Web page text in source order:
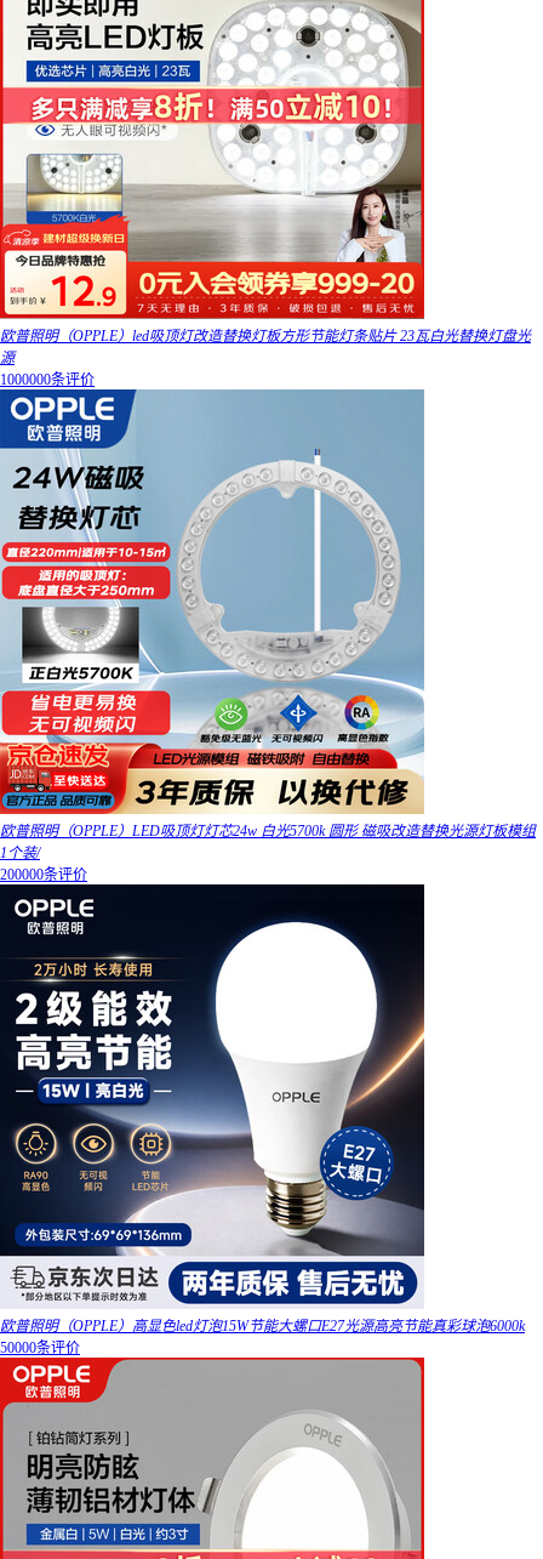
欧普照明（OPPLE）led吸顶灯改造替换灯板方形节能灯条贴片 23瓦白光替换灯盘光
源
1000000条评价
欧普照明（OPPLE）LED吸顶灯灯芯24w 白光5700k 圆形 磁吸改造替换光源灯板模组
1个装/
200000条评价
欧普照明（OPPLE）高显色led灯泡15W节能大螺口E27光源高亮节能真彩球泡6000k
50000条评价